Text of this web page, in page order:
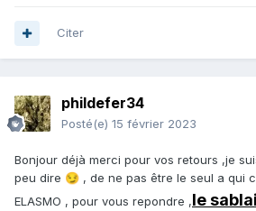
Citer
phildefer34
Posté(e) 15 février 2023
Bonjour déjà merci pour vos retours ,je
peu dire 😏 , de ne pas être le seul a qui
ELASMO , pour vous repondre ,le